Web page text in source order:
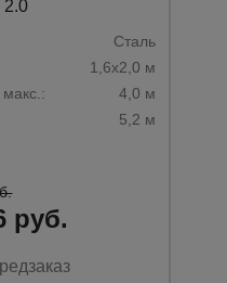
2.0
Сталь
1,6х2,0 м
4,0 м
5,2 м
руб.